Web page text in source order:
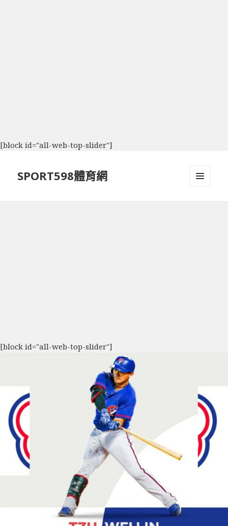
[block id="all-web-top-slider"]
SPORT598體育網
[block id="all-web-top-slider"]